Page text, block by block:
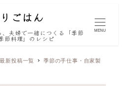
夫婦で一緒につくる「季節
節料理」のレシピ
MENU
最新投稿一覧
季節の手仕事・自家製